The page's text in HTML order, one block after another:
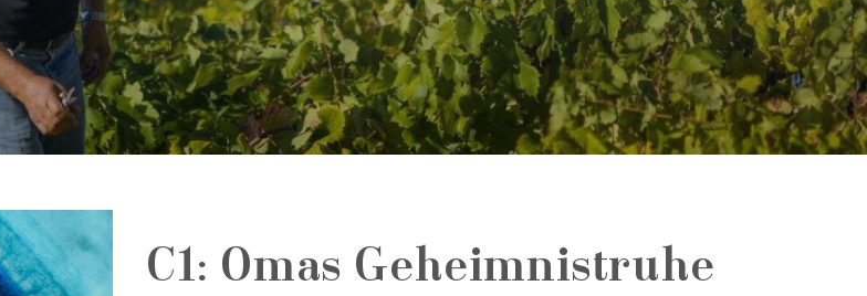
C1: Omas Geheimnistruhe